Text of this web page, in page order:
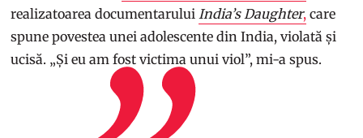
realizatoarea documentarului India’s Daughter, care
spune povestea unei adolescente din India, violată și
ucisă. „Și eu am fost victima unui viol”, mi-a spus.